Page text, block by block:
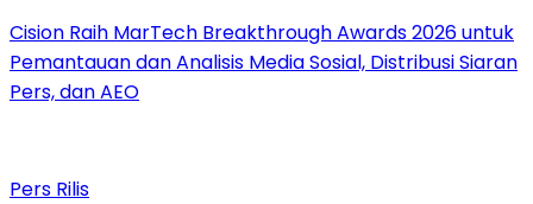
Cision Raih MarTech Breakthrough Awards 2026 untuk
Pemantauan dan Analisis Media Sosial, Distribusi Siaran
Pers, dan AEO
Pers Rilis